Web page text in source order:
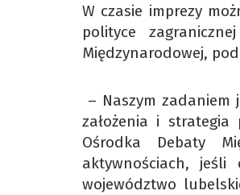
W czasie imprezy
polityce
Międzynarodowej,
– Naszym zadaniem
założenia i strategia
Ośrodka Debaty
aktywnościach, jeśli
województwo